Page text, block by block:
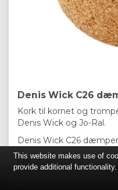
Denis Wick C26
Kork til kornet og
Denis Wick og Jo-Ral.
Denis Wick C26
Fra: Denis Wick
This website makes use of
provide additional functionality.